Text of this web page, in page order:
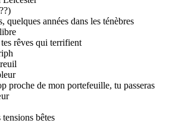
quelques années dans les ténèbres
rêves qui terrifient
proche de mon portefeuille, tu passeras
bêtes